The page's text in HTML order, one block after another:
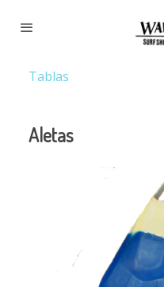
Tablas
Aletas